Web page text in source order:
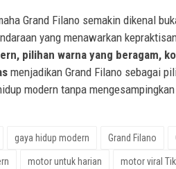
Grand Filano semakin dikenal
yang menawarkan
pilihan warna yang beragam,
menjadikan Grand Filano sebagai
modern tanpa
gaya hidup modern Grand Filano
motor untuk harian motor viral